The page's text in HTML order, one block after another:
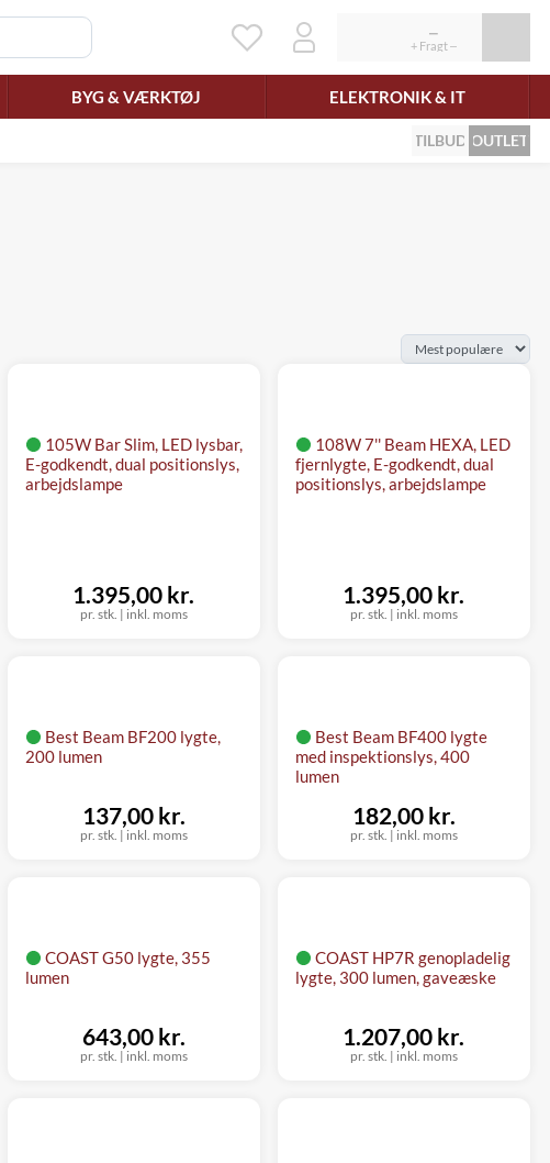
BYG & VÆRKTØJ ELEKTRONIK & IT
TILBUD OUTLET
105W Bar Slim, LED lysbar,
E-godkendt, dual positionslys,
arbejdslampe
pr. stk. | inkl. moms
1.395,00 kr.
108W 7'' Beam HEXA, LED
fjernlygte, E-godkendt, dual
positionslys, arbejdslampe
pr. stk. | inkl. moms
1.395,00 kr.
Best Beam BF200 lygte,
200 lumen
pr. stk. | inkl. moms
137,00 kr.
Best Beam BF400 lygte
med inspektionslys, 400
lumen
pr. stk. | inkl. moms
182,00 kr.
COAST G50 lygte, 355
lumen
pr. stk. | inkl. moms
643,00 kr.
COAST HP7R genopladelig
lygte, 300 lumen, gaveæske
pr. stk. | inkl. moms
1.207,00 kr.